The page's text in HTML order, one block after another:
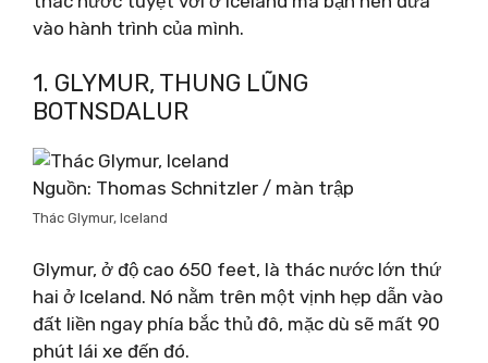
vào hành trình của mình.
1. GLYMUR, THUNG LŨNG
BOTNSDALUR
Nguồn: Thomas Schnitzler / màn trập
Thác Glymur, Iceland
Glymur, ở độ cao 650 feet, là thác nước lớn thứ
hai ở Iceland. Nó nằm trên một vịnh hẹp dẫn vào
đất liền ngay phía bắc thủ đô, mặc dù sẽ mất 90
phút lái xe đến đó.